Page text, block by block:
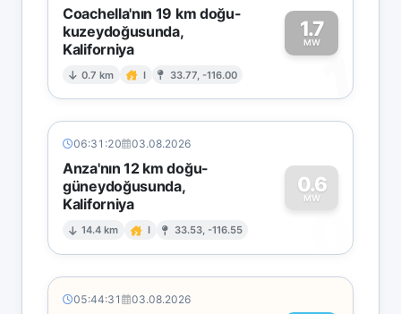
Coachella'nın 19 km doğu-
kuzeydoğusunda,
Kaliforniya
0.7 km I 33.77, -116.00
1.7
MW
1
06:31:20 03.08.2026
Anza'nın 12 km doğu-
güneydoğusunda,
Kaliforniya
14.4 km I 33.53, -116.55
0.6
MW
0
05:44:31 03.08.2026